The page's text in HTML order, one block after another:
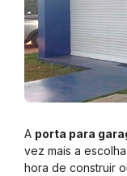
A porta para
vez mais a
hora de construir